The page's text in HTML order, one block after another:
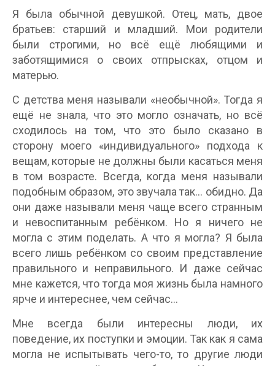
Я была обычной девушкой. Отец, мать, двое
братьев: старший и младший. Мои родители
были строгими, но всё ещё любящими и
заботящимися о своих отпрысках, отцом и
матерью.
С детства меня называли «необычной». Тогда я
ещё не знала, что это могло означать, но всё
сходилось на том, что это было сказано в
сторону моего «индивидуального» подхода к
вещам, которые не должны были касаться меня
в том возрасте. Всегда, когда меня называли
подобным образом, это звучала так… обидно. Да
они даже называли меня чаще всего странным
и невоспитанным ребёнком. Но я ничего не
могла с этим поделать. А что я могла? Я была
всего лишь ребёнком со своим представление
правильного и неправильного. И даже сейчас
мне кажется, что тогда моя жизнь была намного
ярче и интереснее, чем сейчас…
Мне всегда были интересны люди, их
поведение, их поступки и эмоции. Так как я сама
могла не испытывать чего-то, то другие люди